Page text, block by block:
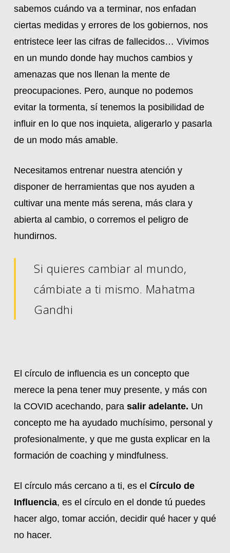
sabemos cuándo va a terminar, nos enfadan
ciertas medidas y errores de los gobiernos, nos
entristece leer las cifras de fallecidos… Vivimos
en un mundo donde hay muchos cambios y
amenazas que nos llenan la mente de
preocupaciones. Pero, aunque no podemos
evitar la tormenta, sí tenemos la posibilidad de
influir en lo que nos inquieta, aligerarlo y pasarla
de un modo más amable.
Necesitamos entrenar nuestra atención y
disponer de herramientas que nos ayuden a
cultivar una mente más serena, más clara y
abierta al cambio, o corremos el peligro de
hundirnos.
Si quieres cambiar al mundo,
cámbiate a ti mismo. Mahatma
Gandhi
El círculo de influencia es un concepto que
merece la pena tener muy presente, y más con
la COVID acechando, parasalir adelante. Un
concepto me ha ayudado muchísimo, personal y
profesionalmente, y que me gusta explicar en la
formación de coaching y mindfulness.
El círculo más cercano a ti, es el Círculo de
Influencia, es el círculo en el donde tú puedes
hacer algo, tomar acción, decidir qué hacer y qué
no hacer.